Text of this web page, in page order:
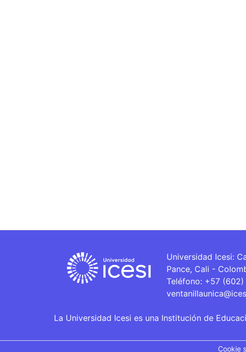
Universidad Icesi:
Pance, Cali -
Teléfono: +57
La Universidad Icesi es una Institución de
Cookie